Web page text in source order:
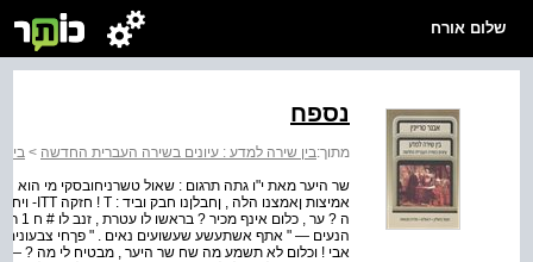
שלום אורח
נספח
מתוך:בין שירה למדע : עיונים בשירה העברית החדשה >
ה ?
הנעים — " אתף אשתעשע שעשועים נאים . " פךחי צבעונים
אבי ! וכלום לא תשמע מה שח שר היער , מבטיח לי מה ? —